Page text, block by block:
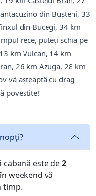
din Bușteni, 33
din Bucegi, 34 km
rece, puteți schia pe
km Vulcan, 14 km
26 km Azuga, 28 km
vă așteaptă cu drag
povestite!
este de2
weekend vă
timp.